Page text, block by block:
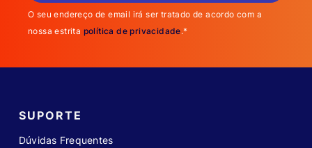
O seu endereço de email irá ser tratado de acordo com a
nossa estrita política de privacidade.*
SUPORTE
Dúvidas Frequentes